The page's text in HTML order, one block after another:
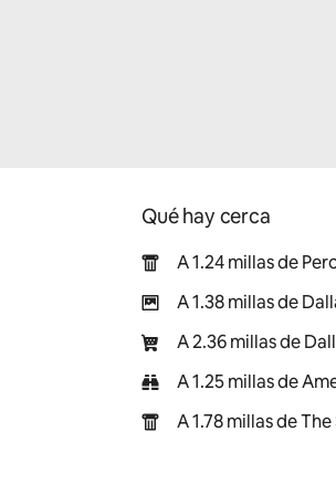
Qué hay cerca
A 1.24 millas de
A 1.38 millas de
A 2.36 millas de
A 1.25 millas de
A 1.78 millas de